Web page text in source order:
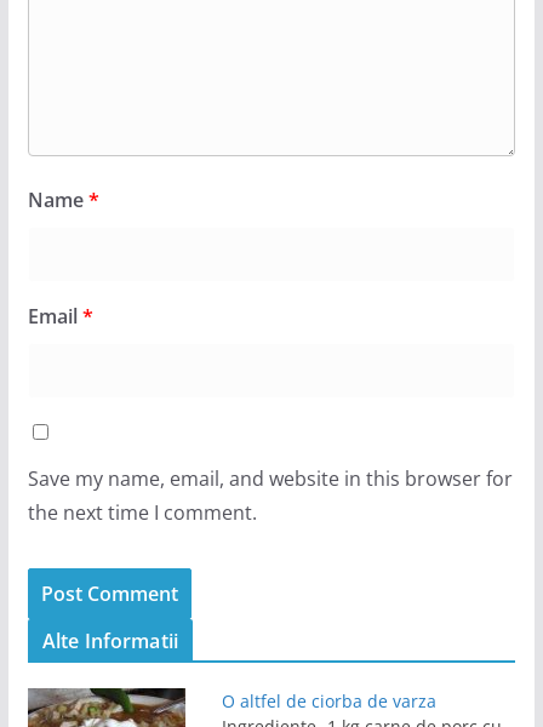
Name*
Email*
Save my name, email, and website in this browser for
the next time I comment.
Alte Informatii
O altfel de ciorba de varza